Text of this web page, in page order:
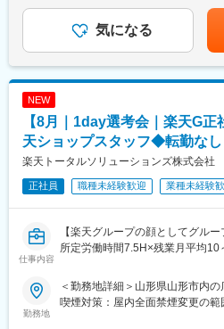
い」「プライベートも充実させ
が整っています。
Wi-Fiやアクセサリー提案に力を
フもいれば、残業を抑えて趣味
スタッフも在籍。ライフスタイ
変更の範囲：会社の定める業務
・未経験の方も歓迎！充実した
【選考会の概要】
・形式： Web開催（事前に企業
す）
【開催日時】
8/6 (木) 17:00～20:00
8/13 (木) 17:00～20:00
8/18 (火) 17:00～20:00
8/20 (木) 17:00～20:00
8/25 (火) 17:00～20:00
※ご応募時、参加可能日時をお知
・新規契約・機種変更の受付およ
・料金プラン、楽天ポイント活用
ます。月給(月額)は固定手当を含
気になる
NEW
【8月｜1day選考会｜楽天G
天ショップスタッフ◆転勤なし
楽天トータルソリューションズ株式会社
正社員 職種未経験歓迎 業種未経験
仕事内容
【楽天グループの顔としてグル
所定労働時間7.5H×残業月平均10
楽天モバイルショップに来店さ
料金プラン・楽天カード・楽天
済圏の幅広いサービスを総合的
勤務地
＜勤務地詳細＞山形県山形市内
喫煙対策：屋内全面禁煙変更の